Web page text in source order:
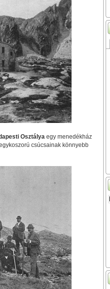
Osztálya egy menedékház
csúcsainak könnyebb